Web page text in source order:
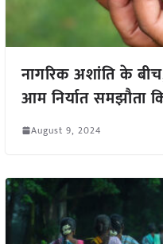
नागरिक अशांति के
आम निर्यात समझौता
August 9, 2024